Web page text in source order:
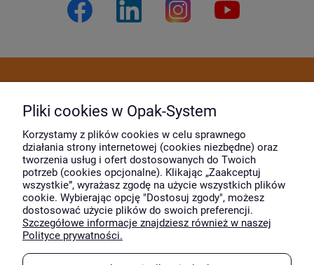
Moje konto
O firmie
Wyróżnili nas
Pliki cookies w Opak-System
Korzystamy z plików cookies w celu sprawnego
działania strony internetowej (cookies niezbędne) oraz
tworzenia usług i ofert dostosowanych do Twoich
potrzeb (cookies opcjonalne). Klikając „Zaakceptuj
wszystkie”, wyrażasz zgodę na użycie wszystkich plików
cookie. Wybierając opcję "Dostosuj zgody", możesz
dostosować użycie plików do swoich preferencji.
Szczegółowe informacje znajdziesz również w naszej
Polityce prywatności.